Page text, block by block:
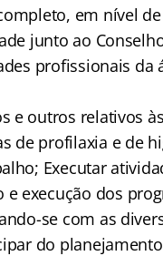
em nível
junto ao
profissionais da
e outros relativos
de profilaxia e de
Executar
execução dos
se com as
do